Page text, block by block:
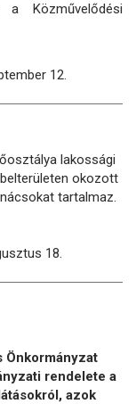
Közművelődési
12.
lakossági
okozott
tartalmaz.
18.
Önkormányzat
rendelete a
azok